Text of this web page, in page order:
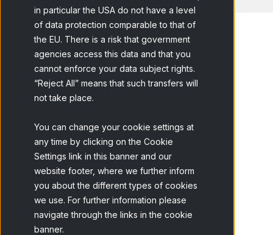
in particular the USA do not have a level
of data protection comparable to that of
the EU. There is a risk that government
agencies access this data and that you
cannot enforce your data subject rights.
“Reject All” means that such transfers will
not take place.
You can change your cookie settings at
any time by clicking on the Cookie
Settings link in this banner and our
website footer, where we further inform
you about the different types of cookies
we use. For further information please
navigate through the links in the cookie
banner.
Home Blog ¿Cómo aprovechar...
Tabla de contenidos
¿Qué son los consumer insights y por
qué son clave para el marketing?